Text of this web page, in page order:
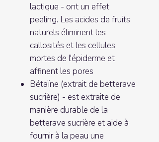
lactique - ont un effet
peeling. Les acides de fruits
naturels éliminent les
callosités et les cellules
mortes de l'épiderme et
affinent les pores
Bétaïne (extrait de betterave
sucrière) - est extraite de
manière durable de la
betterave sucrière et aide à
fournir à la peau une